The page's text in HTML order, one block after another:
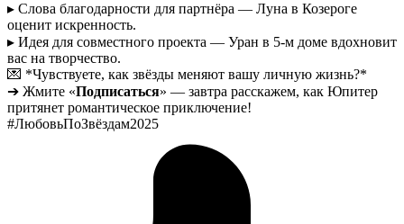
▸ Слова благодарности для партнёра — Луна в Козероге
оценит искренность.
▸ Идея для совместного проекта — Уран в 5-м доме вдохновит
вас на творчество.
💌 *Чувствуете, как звёзды меняют вашу личную жизнь?*
➔ Жмите «Подписаться» — завтра расскажем, как Юпитер
притянет романтическое приключение!
#ЛюбовьПоЗвёздам2025